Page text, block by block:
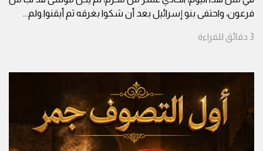
فرعون، واحتفى بنو إسرائيل بعد أن شكوا بغرقه ثم أيقنوا.ولم...
3 دقائق للقراءة